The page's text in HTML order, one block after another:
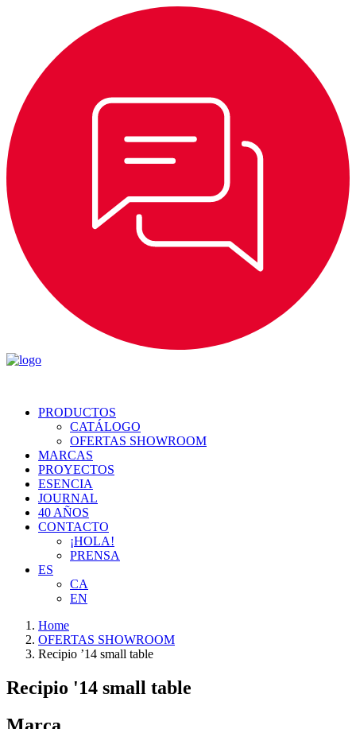
PRODUCTOS
CATÁLOGO
OFERTAS SHOWROOM
MARCAS
PROYECTOS
ESENCIA
JOURNAL
40 AÑOS
CONTACTO
¡HOLA!
PRENSA
ES
CA
EN
Home
OFERTAS SHOWROOM
Recipio ’14 small table
Recipio '14 small table